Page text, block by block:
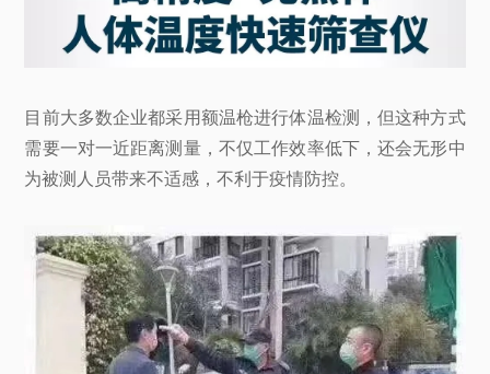
目前大多数企业都采用额温枪进行体温检测，但这种方式
需要一对一近距离测量，不仅工作效率低下，还会无形中
为被测人员带来不适感，不利于疫情防控。